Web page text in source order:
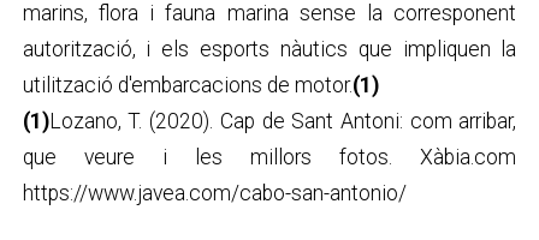
marins, flora i fauna marina sense la corresponent
autorització, i els esports nàutics que impliquen la
utilització d'embarcacions de motor.(1)
(1)Lozano, T. (2020). Cap de Sant Antoni: com arribar,
que veure i les millors fotos. Xàbia.com
https://www.javea.com/cabo-san-antonio/